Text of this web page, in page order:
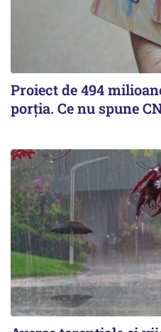
Proiect de 494
porția. Ce nu spune